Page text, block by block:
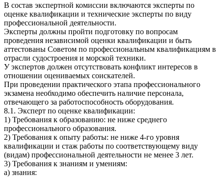
В состав экспертной комиссии включаются эксперты по
оценке квалификации и технические эксперты по виду
профессиональной деятельности.
Эксперты должны пройти подготовку по вопросам
проведения независимой оценки квалификации и быть
аттестованы Советом по профессиональным квалификациям в
отрасли судостроения и морской техники.
У экспертов должен отсутствовать конфликт интересов в
отношении оцениваемых соискателей.
При проведении практического этапа профессионального
экзамена необходимо обеспечить наличие персонала,
отвечающего за работоспособность оборудования.
8.1. Эксперт по оценке квалификации:
1) Требования к образованию: не ниже среднего
профессионального образования.
2) Требования к опыту работы: не ниже 4-го уровня
квалификации и стаж работы по соответствующему виду
(видам) профессиональной деятельности не менее 3 лет.
3) Требования к знаниям и умениям:
а) знания: